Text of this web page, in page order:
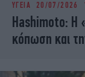
iBOOKS
OSCARS
MEDIA
NEWSLETTER
ΥΓΕΙΑ 20/07/2026
Hashimoto: Η
κόπωση και